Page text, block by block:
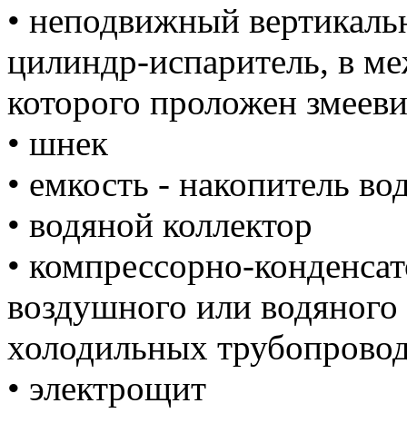
• неподвижный
цилиндр-испаритель, в
которого проложен
• шнек
• емкость - накопитель
• водяной коллектор
• компрессорно-
воздушного или
холодильных
• электрощит